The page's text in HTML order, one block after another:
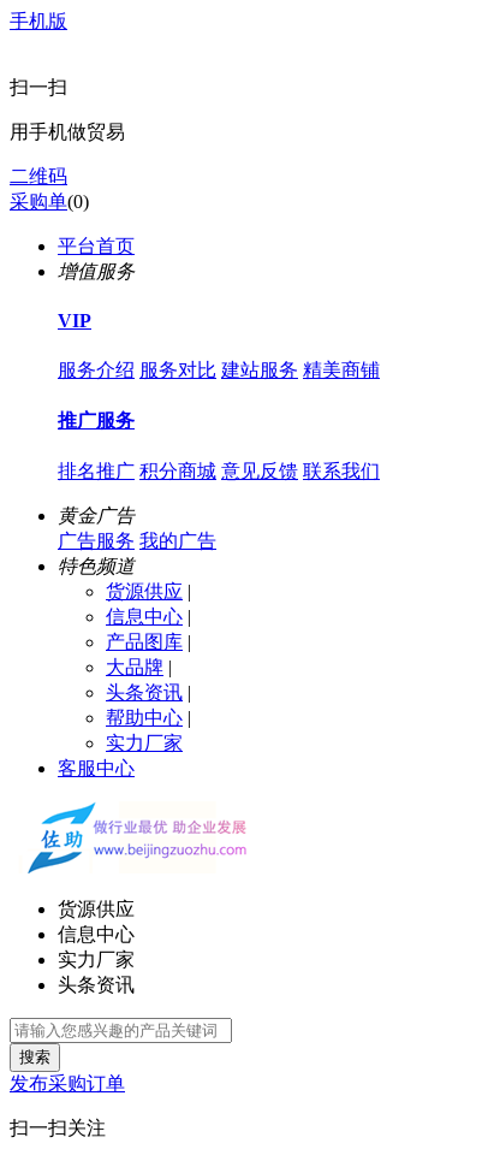
手机版
扫一扫
用手机做贸易
二维码
采购单(0)
平台首页
增值服务
VIP
服务介绍 服务对比 建站服务 精美商铺
推广服务
排名推广 积分商城 意见反馈 联系我们
黄金广告
广告服务 我的广告
特色频道
货源供应 |
信息中心 |
产品图库 |
大品牌 |
头条资讯 |
帮助中心 |
实力厂家
客服中心
货源供应
信息中心
实力厂家
头条资讯
搜索
发布采购订单
扫一扫关注